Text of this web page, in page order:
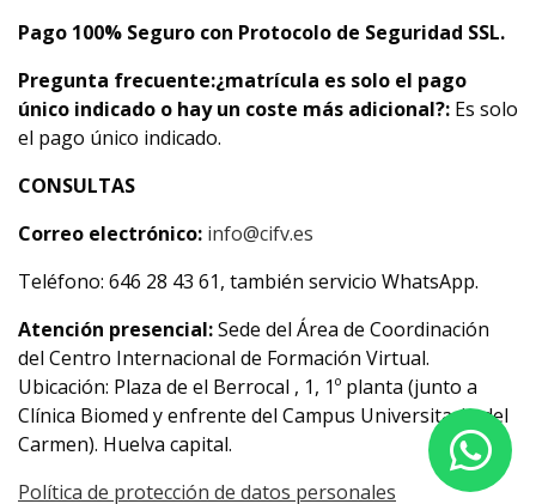
Pago 100% Seguro con Protocolo de Seguridad SSL.
Pregunta frecuente:¿matrícula es solo el pago
único indicado o hay un coste más adicional?: Es solo
el pago único indicado.
CONSULTAS
Correo electrónico: info@cifv.es
Teléfono: 646 28 43 61, también servicio WhatsApp.
Atención presencial:Sede del Área de Coordinación
del Centro Internacional de Formación Virtual.
Ubicación: Plaza de el Berrocal , 1, 1º planta (junto a
Clínica Biomed y enfrente del Campus Universitario del
Carmen). Huelva capital.
Política de protección de datos personales